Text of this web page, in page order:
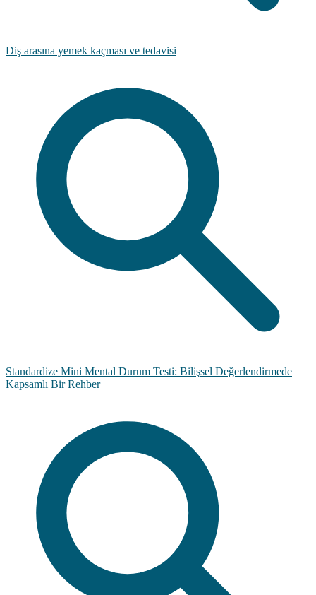
Diş arasına yemek kaçması ve tedavisi
Standardize Mini Mental Durum Testi: Bilişsel Değerlendirmede
Kapsamlı Bir Rehber